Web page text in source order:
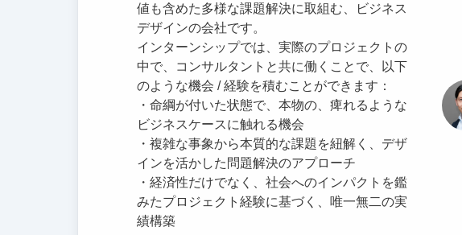
値も含めた多様な課題解決に取組む、ビジネス
デザインの会社です。
インターンシップでは、実際のプロジェクトの
中で、コンサルタントと共に働くことで、以下
のような機会 / 経験を積むことができます：
・命綱が付いた状態で、本物の、痺れるような
ビジネスケースに触れる機会
・複雑な事象から本質的な課題を紐解く、デザ
インを活かした問題解決のアプローチ
・経済性だけでなく、社会へのインパクトを鑑
みたプロジェクト経験に基づく、唯一無二の実
績構築